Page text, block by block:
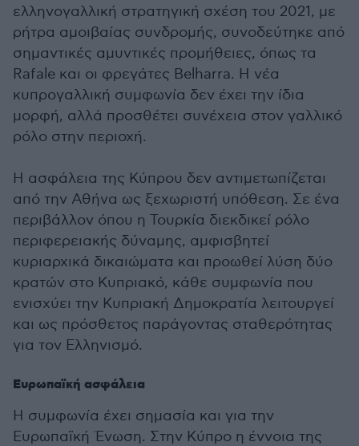
ελληνογαλλική στρατηγική σχέση του 2021, με
ρήτρα αμοιβαίας συνδρομής, συνοδεύτηκε από
σημαντικές αμυντικές προμήθειες, όπως τα
Rafale και οι φρεγάτες Belharra. Η νέα
κυπρογαλλική συμφωνία δεν έχει την ίδια
μορφή, αλλά προσθέτει συνέχεια στον γαλλικό
ρόλο στην περιοχή.
Η ασφάλεια της Κύπρου δεν αντιμετωπίζεται
από την Αθήνα ως ξεχωριστή υπόθεση. Σε ένα
περιβάλλον όπου η Τουρκία διεκδικεί ρόλο
περιφερειακής δύναμης, αμφισβητεί
κυριαρχικά δικαιώματα και προωθεί λύση δύο
κρατών στο Κυπριακό, κάθε συμφωνία που
ενισχύει την Κυπριακή Δημοκρατία λειτουργεί
και ως πρόσθετος παράγοντας σταθερότητας
για τον Ελληνισμό.
Ευρωπαϊκή ασφάλεια
Η συμφωνία έχει σημασία και για την
Ευρωπαϊκή Ένωση. Στην Κύπρο η έννοια της